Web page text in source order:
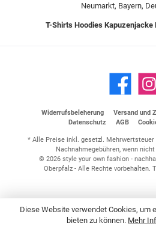
Neumarkt, Bayern,
T-Shirts Hoodies Kapuzenjacke
Widerrufsbeleherung Versand und
Datenschutz
AGB
* Alle Preise inkl. gesetzl. Mehrwertsteuer
Nachnahmegebühren, wenn
© 2026 style your own fashion -
Oberpfalz - Alle Rechte vorbehalten.
Diese Website verwendet Cookies, um
bieten zu können. Mehr